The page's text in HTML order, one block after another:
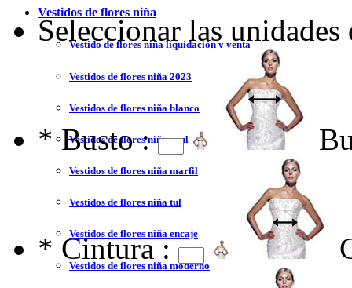
Vestidos de flores niña
Vestido de flores niña liquidación y venta
Vestidos de flores niña 2023
Vestidos de flores niña blanco
Vestidos de flores niña azul
Vestidos de flores niña marfil
Vestidos de flores niña tul
Vestidos de flores niña encaje
Vestidos de flores niña moderno
Seleccionar las
* Busto :
* Cintura :